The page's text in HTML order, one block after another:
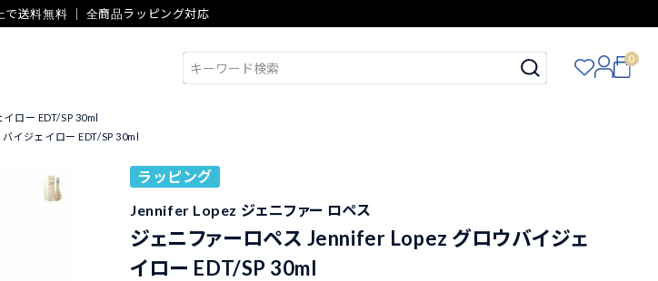
送料無料 ｜ 全商品ラッピング対応
0
ロー EDT/SP 30ml
イジェイロー EDT/SP 30ml
ラッピング
Jennifer Lopez ジェニファー ロペス
ジェニファーロペス Jennifer Lopez グロウバイジェ
イロー EDT/SP 30ml